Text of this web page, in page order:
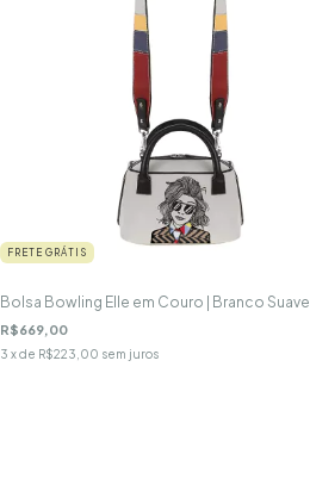
FRETE GRÁTIS
Bolsa Bowling Elle em Couro | Branco Suave
R$669,00
3 x de R$223,00 sem juros